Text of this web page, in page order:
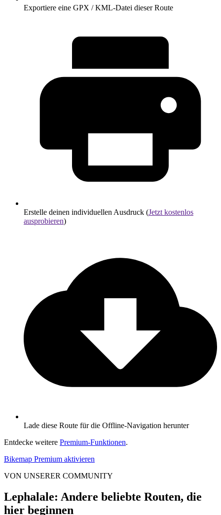
Exportiere eine GPX / KML-Datei dieser Route
Erstelle deinen individuellen Ausdruck (Jetzt kostenlos
ausprobieren)
Lade diese Route für die Offline-Navigation herunter
Entdecke weitere Premium-Funktionen.
Bikemap Premium aktivieren
VON UNSERER COMMUNITY
Lephalale: Andere beliebte Routen, die
hier beginnen